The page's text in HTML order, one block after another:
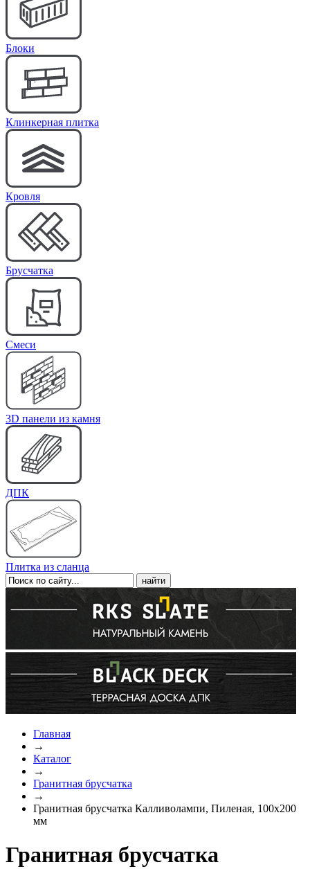
Блоки
Клинкерная плитка
Кровля
Брусчатка
Cмеси
3D панели из камня
ДПК
Плитка из сланца
Главная
→
Каталог
→
Гранитная брусчатка
→
Гранитная брусчатка Калливолампи, Пиленая, 100x200
мм
Гранитная брусчатка